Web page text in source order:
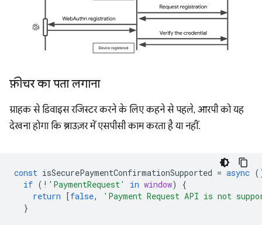
फ़ीचर का पता लगाना
ग्राहक से डिवाइस रजिस्टर करने के लिए कहने से पहले, आरपी को यह
देखना होगा कि ब्राउज़र में एसपीसी काम करता है या नहीं.
const isSecurePaymentConfirmationSupported = async
if ( ! 'PaymentRequest' in window)
{
return
[false,
'Payment Request API is not
}